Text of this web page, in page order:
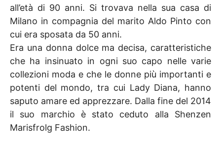
all’età di 90 anni. Si trovava nella sua casa di
Milano in compagnia del marito Aldo Pinto con
cui era sposata da 50 anni.
Era una donna dolce ma decisa, caratteristiche
che ha insinuato in ogni suo capo nelle varie
collezioni moda e che le donne più importanti e
potenti del mondo, tra cui Lady Diana, hanno
saputo amare ed apprezzare. Dalla fine del 2014
il suo marchio è stato ceduto alla Shenzen
Marisfrolg Fashion.